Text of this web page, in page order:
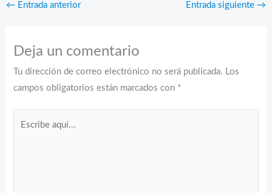
← Entrada anterior Entrada siguiente →
Deja un comentario
Tu dirección de correo electrónico no será publicada. Los
campos obligatorios están marcados con *